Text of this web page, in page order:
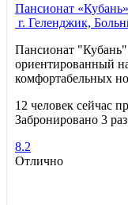
Пансионат «Кубань»
г. Геленджик,
Пансионат
ориентированный
комфортабельных
12 человек сейчас
Забронировано 3
8.2
Отлично